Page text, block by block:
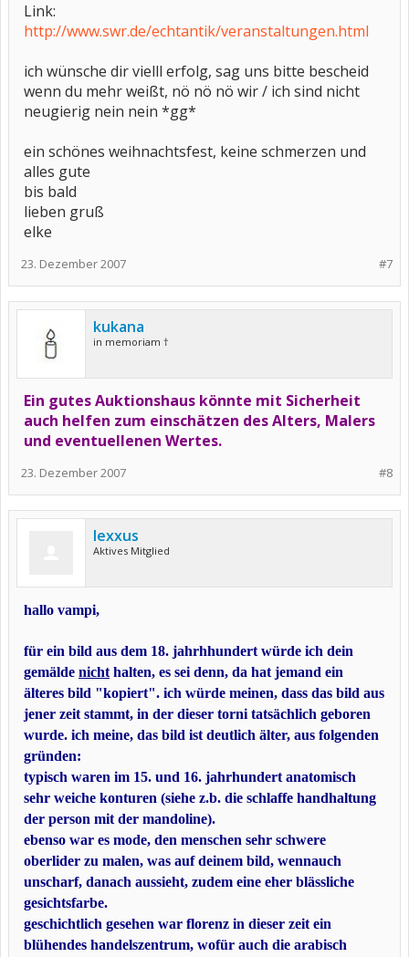
Link:
http://www.swr.de/echtantik/veranstaltungen.html
ich wünsche dir vielll erfolg, sag uns bitte bescheid
wenn du mehr weißt, nö nö nö wir / ich sind nicht
neugierig nein nein *gg*
ein schönes weihnachtsfest, keine schmerzen und
alles gute
bis bald
lieben gruß
elke
#7
23. Dezember 2007
kukana
in memoriam †
Ein gutes Auktionshaus könnte mit Sicherheit
auch helfen zum einschätzen des Alters, Malers
und eventuellenen Wertes.
#8
23. Dezember 2007
lexxus
Aktives Mitglied
hallo vampi,
für ein bild aus dem 18. jahrhhundert würde ich dein
gemälde nicht halten, es sei denn, da hat jemand ein
älteres bild "kopiert". ich würde meinen, dass das bild aus
jener zeit stammt, in der dieser torni tatsächlich geboren
wurde. ich meine, das bild ist deutlich älter, aus folgenden
gründen:
typisch waren im 15. und 16. jahrhundert anatomisch
sehr weiche konturen (siehe z.b. die schlaffe handhaltung
der person mit der mandoline).
ebenso war es mode, den menschen sehr schwere
oberlider zu malen, was auf deinem bild, wennauch
unscharf, danach aussieht, zudem eine eher blässliche
gesichtsfarbe.
geschichtlich gesehen war florenz in dieser zeit ein
blühendes handelszentrum, wofür auch die arabisch